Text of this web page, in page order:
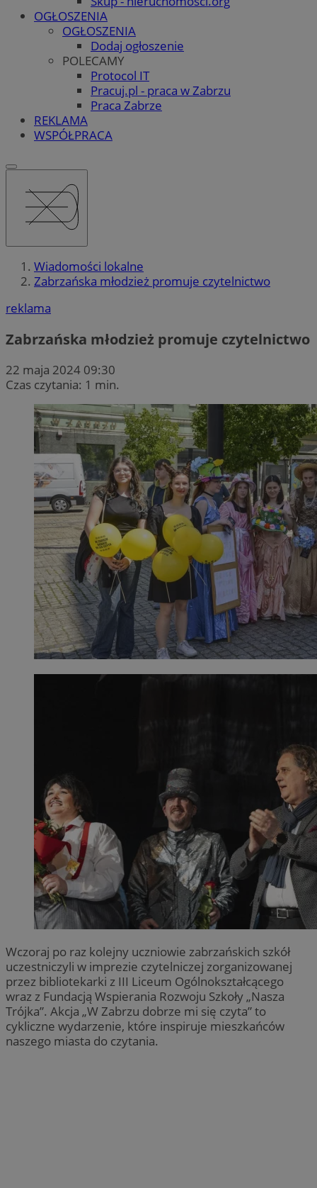
OGŁOSZENIA
OGŁOSZENIA
Dodaj ogłoszenie
POLECAMY
Protocol IT
Pracuj.pl - praca w Zabrzu
Praca Zabrze
REKLAMA
WSPÓŁPRACA
Wiadomości lokalne
Zabrzańska młodzież promuje czytelnictwo
reklama
Zabrzańska młodzież promuje czytelnictwo
22 maja 2024 09:30
Czas czytania: 1 min.
Wczoraj po raz kolejny uczniowie zabrzańskich szkół
uczestniczyli w imprezie czytelniczej zorganizowanej
przez bibliotekarki z III Liceum Ogólnokształcącego
wraz z Fundacją Wspierania Rozwoju Szkoły „Nasza
Trójka”. Akcja „W Zabrzu dobrze mi się czyta” to
cykliczne wydarzenie, które inspiruje mieszkańców
naszego miasta do czytania.